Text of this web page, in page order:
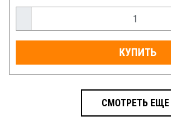
КУПИТЬ
СМОТРЕТЬ ЕЩЕ